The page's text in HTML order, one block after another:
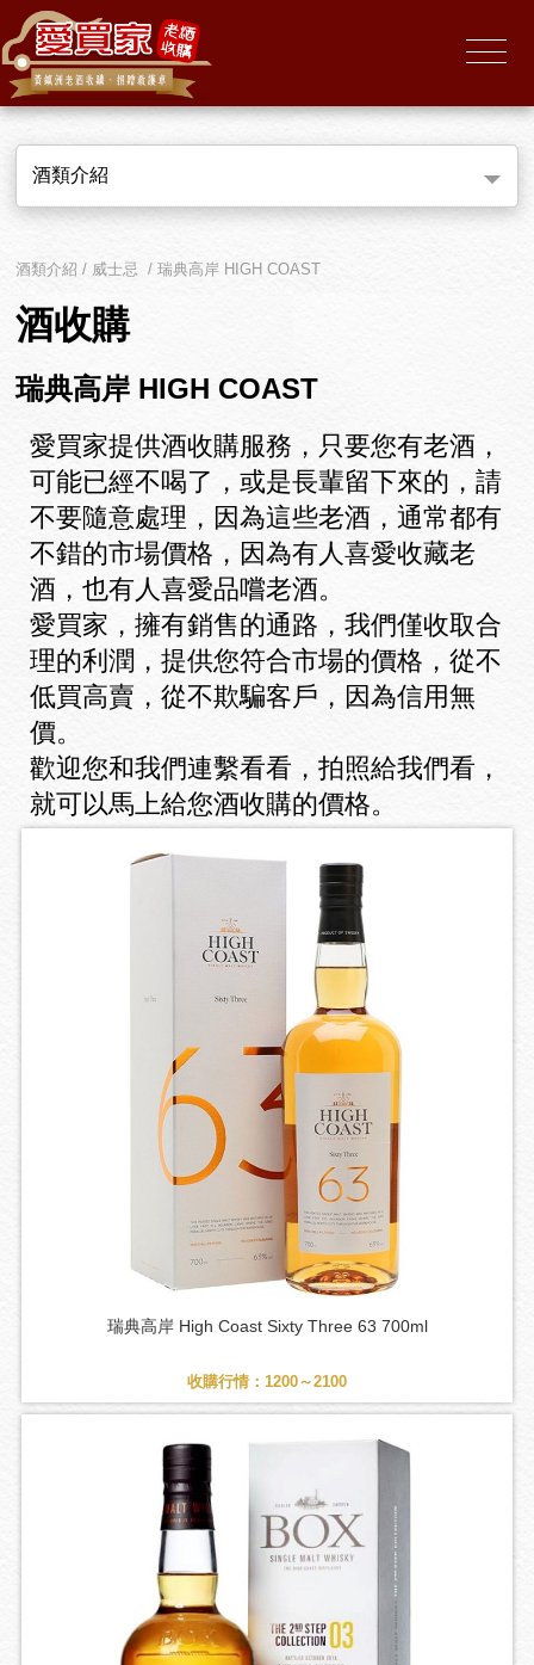
酒類介紹
酒類介紹 / 威士忌 / 瑞典高岸 HIGH COAST
酒收購
瑞典高岸 HIGH COAST
愛買家提供酒收購服務，只要您有老酒，
可能已經不喝了，或是長輩留下來的，請
不要隨意處理，因為這些老酒，通常都有
不錯的市場價格，因為有人喜愛收藏老
酒，也有人喜愛品嚐老酒。
愛買家，擁有銷售的通路，我們僅收取合
理的利潤，提供您符合市場的價格，從不
低買高賣，從不欺騙客戶，因為信用無
價。
歡迎您和我們連繫看看，拍照給我們看，
就可以馬上給您酒收購的價格。
瑞典高岸 High Coast Sixty Three 63 700ml
收購行情：1200～2100